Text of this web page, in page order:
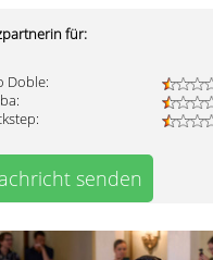
für:
Doble:
senden